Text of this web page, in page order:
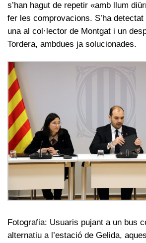
s’han hagut de repetir «amb llum
fer les comprovacions. S’ha
una al col·lector de Montgat i un
Tordera, ambdues ja solucionades.
Fotografia: Usuaris pujant a un bus
alternatiu a l’estació de Gelida,